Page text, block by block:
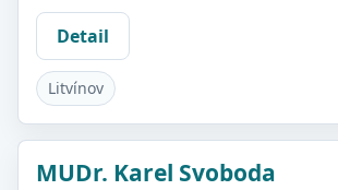
Detail
Litvínov
MUDr. Karel Svoboda